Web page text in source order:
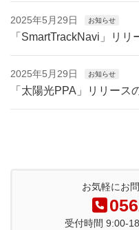
2025年5月29日 お知らせ
「SmartTrackNavi」リリ
2025年5月29日 お知らせ
「太陽光PPA」リリース
お気軽にお
受付時間 9:00-